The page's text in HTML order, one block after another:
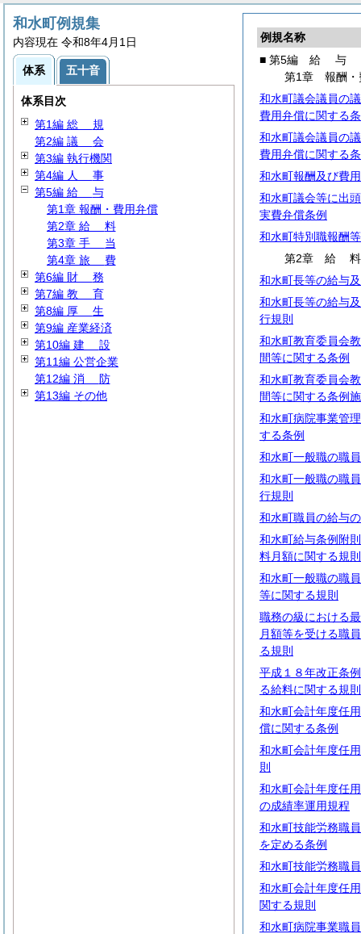
例規名称
■ 第5編 給 与
第1章 報酬・
和水町議会議員の
費用弁償に関する
和水町議会議員の
費用弁償に関する
和水町報酬及び費
和水町議会等に出
実費弁償条例
和水町特別職報酬
第2章 給料
和水町長等の給与
和水町長等の給与
行規則
和水町教育委員会
間等に関する条例
和水町教育委員会
間等に関する条例
和水町病院事業管
する条例
和水町一般職の職
和水町一般職の職
行規則
和水町職員の給与
和水町給与条例附
料月額に関する規則
和水町一般職の職
等に関する規則
職務の級における
月額等を受ける職
る規則
平成１８年改正条
る給料に関する規則
和水町会計年度任
償に関する条例
和水町会計年度任
則
和水町会計年度任
の成績率運用規程
和水町技能労務職
を定める条例
和水町技能労務職
和水町会計年度任
関する規則
和水町病院事業職
和水町例規集
内容現在 令和8年4月1日
体系 五十音
体系目次
第1編 総 規
第2編 議 会
第3編 執行機関
第4編 人 事
第5編 給 与
第1章 報酬・費用弁償
第2章 給 料
第3章 手 当
第4章 旅 費
第6編 財 務
第7編 教 育
第8編 厚 生
第9編 産業経済
第10編 建 設
第11編 公営企業
第12編 消 防
第13編 その他